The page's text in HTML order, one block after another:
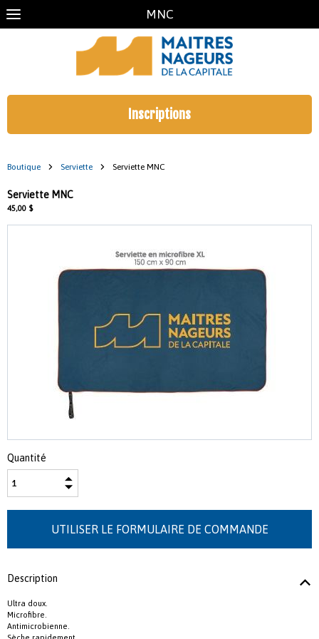
MNC
Inscriptions
Boutique Serviette Serviette MNC
Serviette MNC
45,00 $
Quantité
Description
Ultra doux.
Microfibre.
Antimicrobienne.